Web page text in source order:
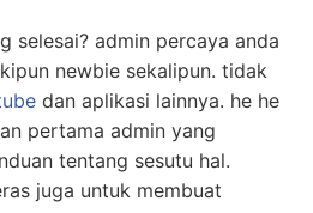
selesai? admin percaya anda
newbie sekalipun. tidak
dan aplikasi lainnya. he he
pertama admin yang
tentang sesutu hal.
juga untuk membuat